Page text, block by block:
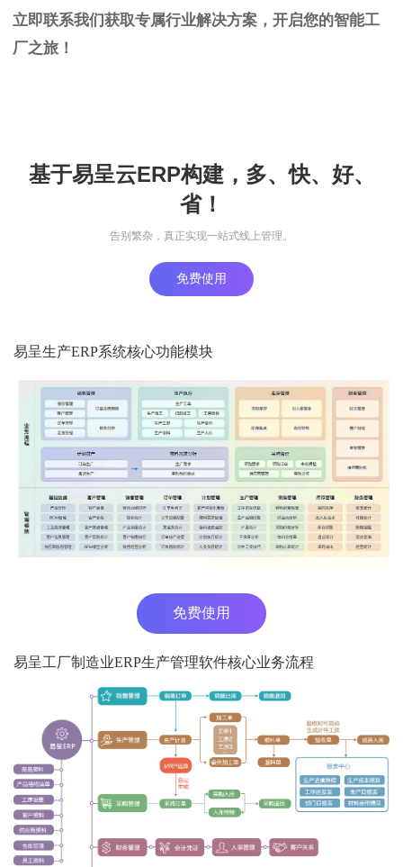
立即联系我们获取专属行业解决方案，开启您的智能工
厂之旅！
基于易呈云ERP构建，多、快、好、
省！
告别繁杂，真正实现一站式线上管理。
免费使用
易呈生产ERP系统核心功能模块
免费使用
易呈工厂制造业ERP生产管理软件核心业务流程